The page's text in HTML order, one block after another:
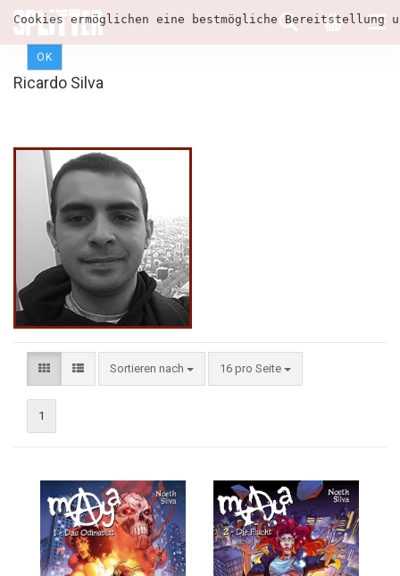
Cookies ermöglichen eine bestmögliche
OK
Ricardo Silva
Sortieren nach 16 pro Seite
1